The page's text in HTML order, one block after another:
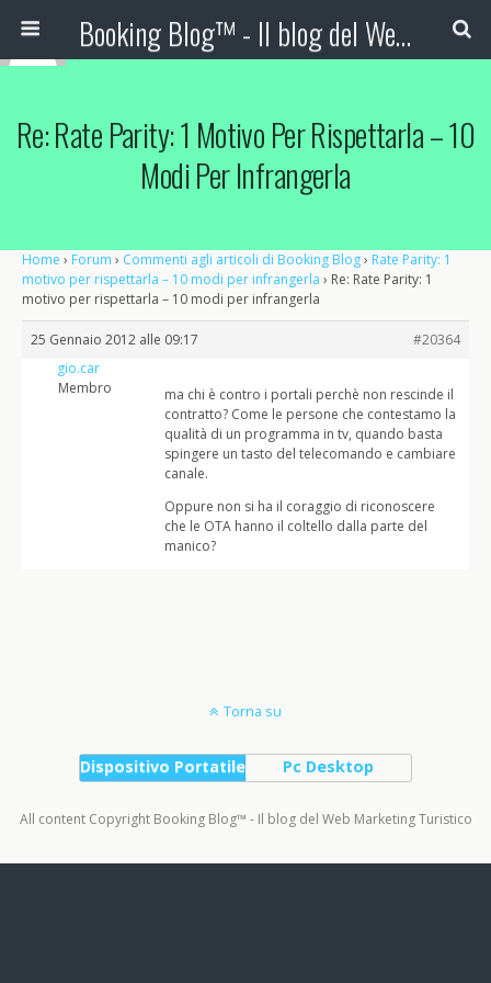
Booking Blog™ - Il blog del Web Marketing Turistico
Re: Rate Parity: 1 Motivo Per Rispettarla – 10
Modi Per Infrangerla
Home › Forum › Commenti agli articoli di Booking Blog› Rate Parity: 1
motivo per rispettarla – 10 modi per infrangerla › Re: Rate Parity: 1
motivo per rispettarla – 10 modi per infrangerla
25 Gennaio 2012 alle 09:17
#20364
gio.car
Membro
ma chi è contro i portali perchè non rescinde il
contratto? Come le persone che contestamo la
qualità di un programma in tv, quando basta
spingere un tasto del telecomando e cambiare
canale.
Oppure non si ha il coraggio di riconoscere
che le OTA hanno il coltello dalla parte del
manico?
Torna su
Dispositivo Portatile Pc Desktop
All content Copyright Booking Blog™ - Il blog del Web Marketing Turistico